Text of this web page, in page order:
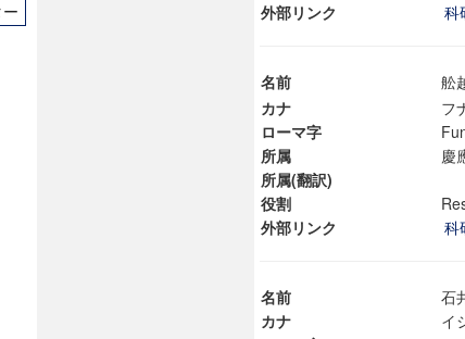
プログラム市民社会ガバナンス教育研究センター
外部リンク
科
名前
舩
カナ
フ
ローマ字
所属
慶
所属(翻訳)
役割
外部リンク
科
名前
石
カナ
イ